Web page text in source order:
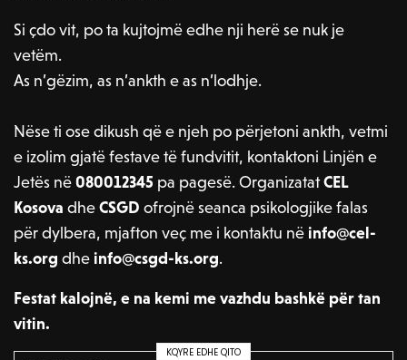
Si çdo vit, po ta kujtojmë edhe nji herë se nuk je
vetëm.
As n’gëzim, as n’ankth e as n’lodhje.
Nëse ti ose dikush që e njeh po përjetoni ankth, vetmi
e izolim gjatë festave të fundvitit, kontaktoni Linjën e
Jetës në080012345 pa pagesë. OrganizatatCEL
Kosova dheCSGD ofrojnë seanca psikologjike falas
për dylbera, mjafton veç me i kontaktu nëinfo@cel-
ks.org dheinfo@csgd-ks.org.
Festat kalojnë, e na kemi me vazhdu bashkë për tan
vitin.
KQYRE EDHE QITO